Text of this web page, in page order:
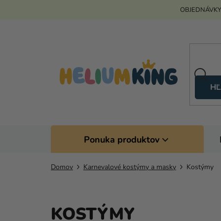
Ponuka produktov
Domov Karnevalové kostýmy a masky Kostýmy
KOSTÝMY